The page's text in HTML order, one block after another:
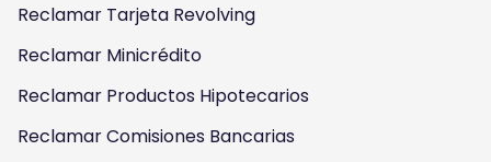
Reclamar Tarjeta Revolving
Reclamar Minicrédito
Reclamar Productos Hipotecarios
Reclamar Comisiones Bancarias